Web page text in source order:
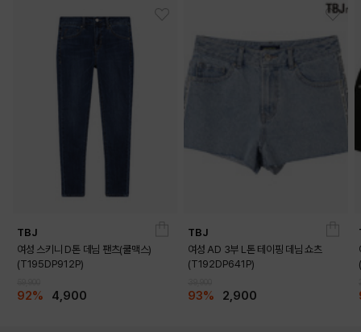
TBJ
여성 스키니 D톤 데님 팬츠(쿨맥스)
(T195DP912P)
92% 4,900
TBJ
여성 AD 3부 L톤 테이핑 데님 쇼츠
(T192DP641P)
93% 2,900